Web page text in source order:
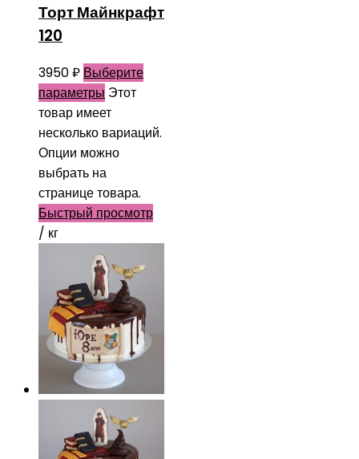
Торт Майнкрафт
120
3950₽ Выберите
параметры Этот
товар имеет
несколько вариаций.
Опции можно
выбрать на
странице товара.
Быстрый просмотр
/ кг